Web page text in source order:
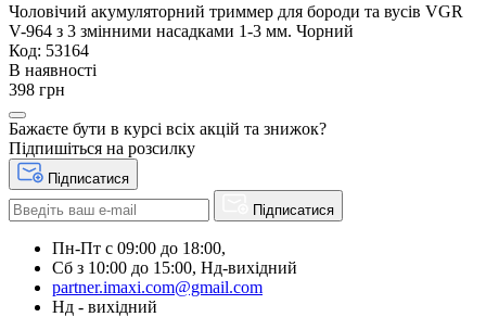
Чоловічий акумуляторний триммер для бороди та вусів VGR
V-964 з 3 змінними насадками 1-3 мм. Чорний
Код: 53164
В наявності
398 грн
Бажаєте бути в курсі всіх акцій та знижок?
Підпишіться на розсилку
Підписатися
Підписатися
Пн-Пт с 09:00 до 18:00,
Сб з 10:00 до 15:00, Нд-вихідний
partner.imaxi.com@gmail.com
Нд - вихідний